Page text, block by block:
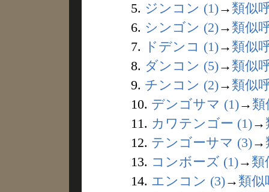
5. ジンコン (1)→ 類似
6. シンゴン (2)→ 類似
7.
ドデンコ (1)→ 類似
8. ダンコン (5)→ 類似
9. チンコン (2)→ 類似
10. デンゴサマ (1)→ 類
11. カワテンゴー (1)→
12. テンゴーサマ (3)→
13. コンボーズ (1)→ 類
14. エンコン (3)→ 類似